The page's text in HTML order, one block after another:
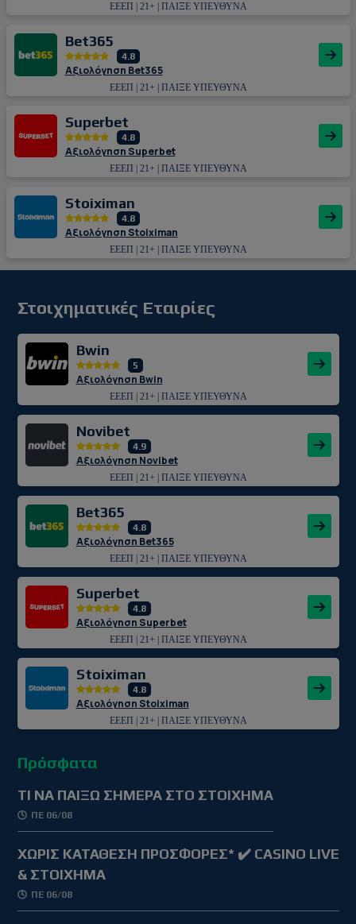
ΕΕΕΠ | 21+ | ΠΑΙΞΕ ΥΠΕΥΘΥΝΑ
Bet365
4.8
Αξιολόγηση Bet365
ΕΕΕΠ | 21+ | ΠΑΙΞΕ ΥΠΕΥΘΥΝΑ
Superbet
4.8
Αξιολόγηση Superbet
ΕΕΕΠ | 21+ | ΠΑΙΞΕ ΥΠΕΥΘΥΝΑ
Stoiximan
4.8
Αξιολόγηση Stoiximan
ΕΕΕΠ | 21+ | ΠΑΙΞΕ ΥΠΕΥΘΥΝΑ
Στοιχηματικές Εταιρίες
Bwin
5
Αξιολόγηση Bwin
ΕΕΕΠ | 21+ | ΠΑΙΞΕ ΥΠΕΥΘΥΝΑ
Novibet
4.9
Αξιολόγηση Novibet
ΕΕΕΠ | 21+ | ΠΑΙΞΕ ΥΠΕΥΘΥΝΑ
Bet365
4.8
Αξιολόγηση Bet365
ΕΕΕΠ | 21+ | ΠΑΙΞΕ ΥΠΕΥΘΥΝΑ
Superbet
4.8
Αξιολόγηση Superbet
ΕΕΕΠ | 21+ | ΠΑΙΞΕ ΥΠΕΥΘΥΝΑ
Stoiximan
4.8
Αξιολόγηση Stoiximan
ΕΕΕΠ | 21+ | ΠΑΙΞΕ ΥΠΕΥΘΥΝΑ
Πρόσφατα
TΙ ΝΑ ΠΑΙΞΩ ΣΗΜΕΡΑ ΣΤΟ ΣΤΟΙΧΗΜΑ
ΠΕ 06/08
ΧΩΡΙΣ ΚΑΤΑΘΕΣΗ ΠΡΟΣΦΟΡΕΣ* ✔️ CASINO LIVE
& ΣΤΟΙΧΗΜΑ
ΠΕ 06/08